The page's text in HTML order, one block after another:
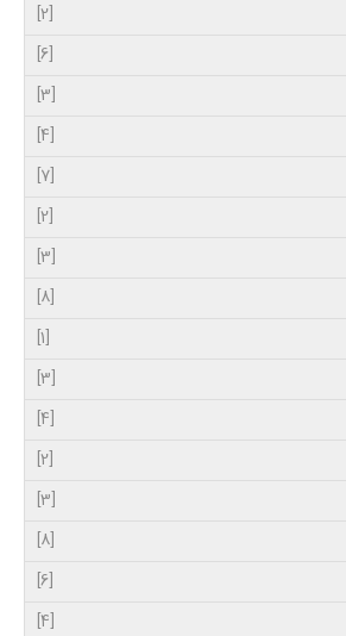
[2]
[6]
[3]
[4]
[7]
[2]
[3]
[8]
[1]
[3]
[4]
[2]
[3]
[8]
[6]
[4]